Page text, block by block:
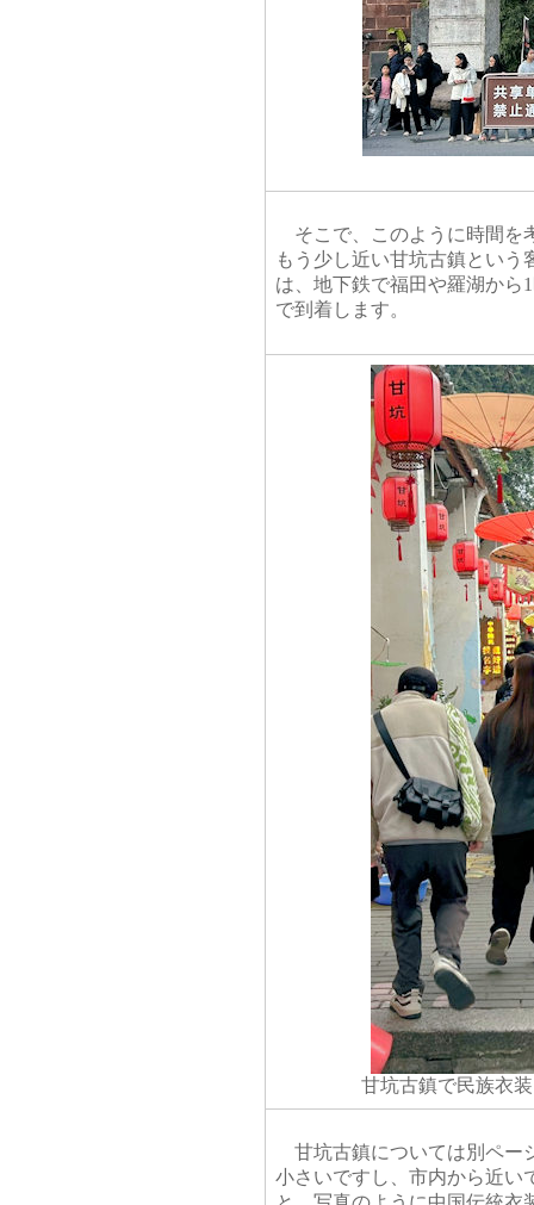
そこで、このように時間を
もう少し近い甘坑古鎮とい
は、地下鉄で福田や羅湖から
で到着します。
甘坑古鎮で民族衣
甘坑古鎮については別ペー
小さいですし、市内から近い